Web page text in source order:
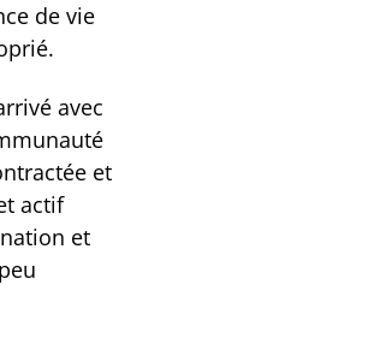
de vie
avec
et
actif
et